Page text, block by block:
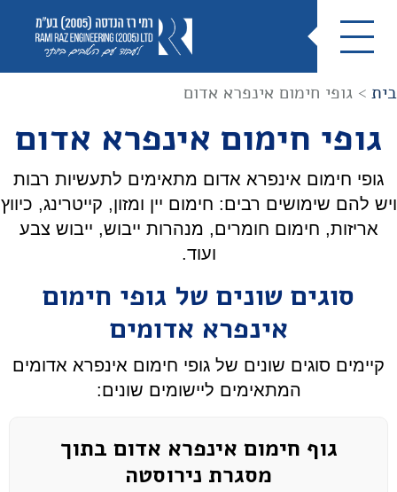
בית > גופי חימום אינפרא אדום
גופי חימום אינפרא אדום
גופי חימום אינפרא אדום מתאימים לתעשיות רבות
ויש להם שימושים רבים: חימום יין ומזון, קייטרינג, כיווץ
אריזות, חימום חומרים, מנהרות ייבוש, ייבוש צבע
ועוד.
סוגים שונים של גופי חימום
אינפרא אדומים
קיימים סוגים שונים של גופי חימום אינפרא אדומים
המתאימים ליישומים שונים:
גוף חימום אינפרא אדום בתוך
מסגרת נירוסטה